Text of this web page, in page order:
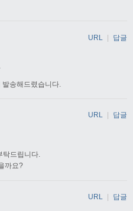
송해드렸습니다.
URL | 답글
탁드립니다.
까요?
URL 답글
URL 답글